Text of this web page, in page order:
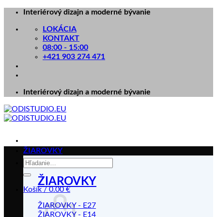
Skip
content
Interiérový dizajn a moderné bývanie
LOKÁCIA
KONTAKT
08:00 - 15:00
+421 903 274 471
Interiérový dizajn a moderné bývanie
Hľadať:
Košík /0.00€
ŽIAROVKY
ŽIAROVKY
ŽIAROVKY - E27
ŽIAROVKY - E14